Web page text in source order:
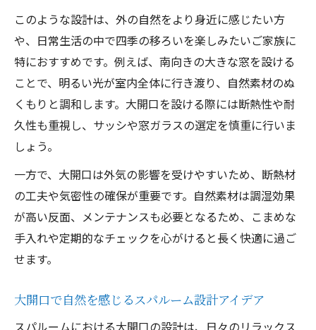
このような設計は、外の自然をより身近に感じたい方
や、日常生活の中で四季の移ろいを楽しみたいご家族に
特におすすめです。例えば、南向きの大きな窓を設ける
ことで、明るい光が室内全体に行き渡り、自然素材のぬ
くもりと調和します。大開口を設ける際には断熱性や耐
久性も重視し、サッシや窓ガラスの選定を慎重に行いま
しょう。
一方で、大開口は外気の影響を受けやすいため、断熱材
の工夫や気密性の確保が重要です。自然素材は調湿効果
が高い反面、メンテナンスも必要となるため、こまめな
手入れや定期的なチェックを心がけると長く快適に過ご
せます。
大開口で自然を感じるスパルーム設計アイデア
スパルームにおける大開口の設計は、日々のリラックス